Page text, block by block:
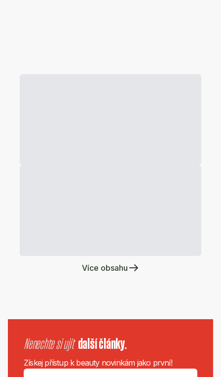
Více obsahu
Nenechte si ujít další články.
Získej přístup k beauty novinkám jako první!